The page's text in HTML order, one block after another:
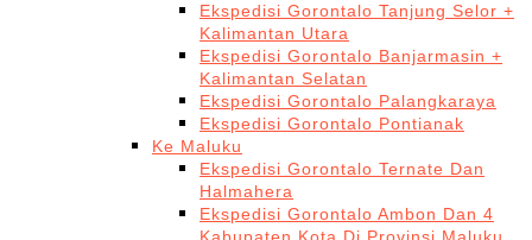
Ekspedisi Gorontalo Tanjung Selor +
Kalimantan Utara
Ekspedisi Gorontalo Banjarmasin +
Kalimantan Selatan
Ekspedisi Gorontalo Palangkaraya
Ekspedisi Gorontalo Pontianak
Ke Maluku
Ekspedisi Gorontalo Ternate Dan
Halmahera
Ekspedisi Gorontalo Ambon Dan 4